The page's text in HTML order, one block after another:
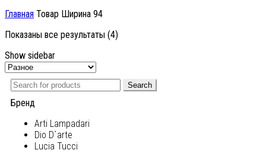
Главная Товар Ширина 94
Показаны все результаты (4)
Show sidebar
Search
Бренд
Arti Lampadari
Dio D`arte
Lucia Tucci